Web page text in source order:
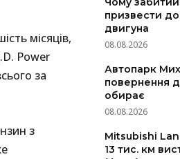
місяців,
Power
за
з
призвести
двигуна
08.08.2026
Автопарк
повернення
обирає
08.08.2026
Mitsubishi
13 тис. км